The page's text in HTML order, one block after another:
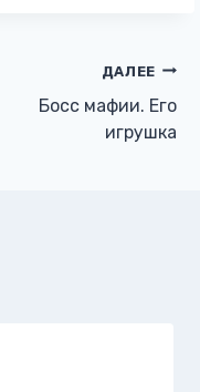
ДАЛЕЕ
Босс мафии. Его
игрушка